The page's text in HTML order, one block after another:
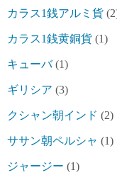
カラス1銭アルミ貨
カラス1銭黄銅貨 (1)
キューバ(1)
ギリシア (3)
クシャン朝インド (2)
ササン朝ペルシャ (1)
ジャージー (1)